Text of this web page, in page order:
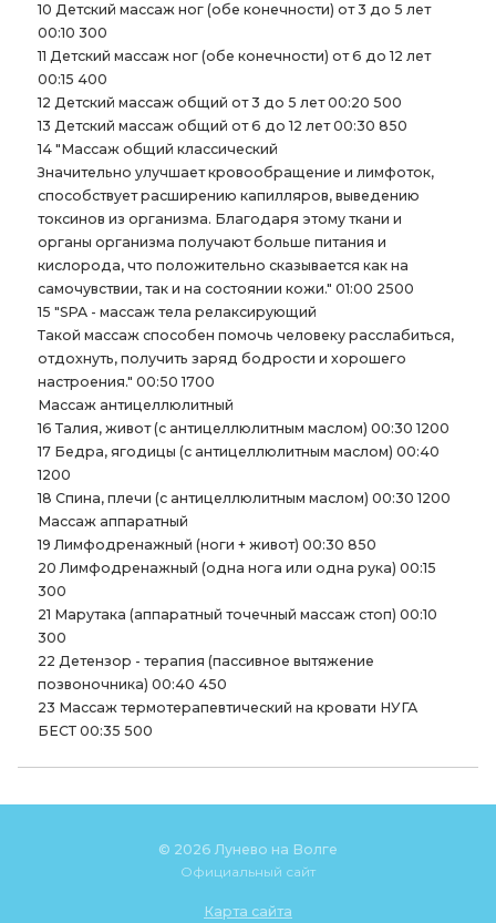
10 Детский массаж ног (обе конечности) от 3 до 5 лет
00:10 300
11 Детский массаж ног (обе конечности) от 6 до 12 лет
00:15 400
12 Детский массаж общий от 3 до 5 лет 00:20 500
13 Детский массаж общий от 6 до 12 лет 00:30 850
14 "Массаж общий классический
Значительно улучшает кровообращение и лимфоток,
способствует расширению капилляров, выведению
токсинов из организма. Благодаря этому ткани и
органы организма получают больше питания и
кислорода, что положительно сказывается как на
самочувствии, так и на состоянии кожи." 01:00 2500
15 "SPA - массаж тела релаксирующий
Такой массаж способен помочь человеку расслабиться,
отдохнуть, получить заряд бодрости и хорошего
настроения." 00:50 1700
Массаж антицеллюлитный
16 Талия, живот (с антицеллюлитным маслом) 00:30 1200
17 Бедра, ягодицы (с антицеллюлитным маслом) 00:40
1200
18 Спина, плечи (с антицеллюлитным маслом) 00:30 1200
Массаж аппаратный
19 Лимфодренажный (ноги + живот) 00:30 850
20 Лимфодренажный (одна нога или одна рука) 00:15
300
21 Марутака (аппаратный точечный массаж стоп) 00:10
300
22 Детензор - терапия (пассивное вытяжение
позвоночника) 00:40 450
23 Массаж термотерапевтический на кровати НУГА
БЕСТ 00:35 500
© 2026 Лунево на Волге
Официальный сайт
Карта сайта